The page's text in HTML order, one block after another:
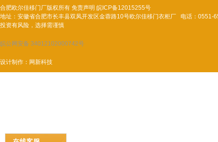
合肥欧尔佳移门厂版权所有 免责声明 皖ICP备12015255号
地址：安徽省合肥市长丰县双凤开发区金蓉路10号欧尔佳移门衣柜厂 电话：
投资有风险，选择需谨慎
皖公网安备 34012102000742号
设计制作： 网新科技